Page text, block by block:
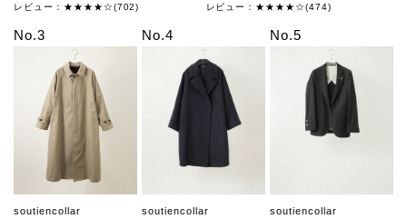
レビュー：★★★★☆(702)
レビュー：★★★★☆(474)
No.3
soutiencollar
No.4
soutiencollar
No.5
soutiencollar